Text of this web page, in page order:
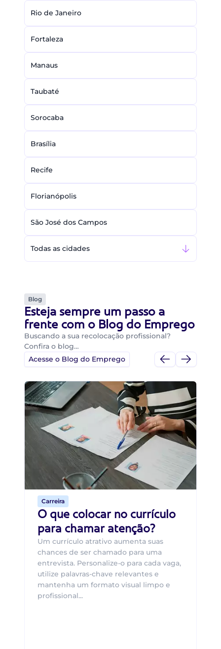
Rio de Janeiro
Fortaleza
Manaus
Taubaté
Sorocaba
Brasília
Recife
Florianópolis
São José dos Campos
Todas as cidades
Blog
Esteja sempre um passo a
frente com o Blog do Emprego
Buscando a sua recolocação profissional?
Confira o blog…
Acesse o Blog do Emprego
Carreira
O que colocar no currículo
para chamar atenção?
Um currículo atrativo aumenta suas
chances de ser chamado para uma
entrevista. Personalize-o para cada vaga,
utilize palavras-chave relevantes e
mantenha um formato visual limpo e
profissional...